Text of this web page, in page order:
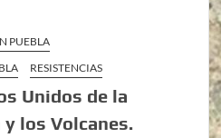
PUEBLA
RESISTENCIAS
Unidos de la
los Volcanes.